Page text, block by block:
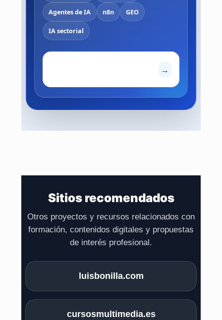
Agentes de IA n8n GEO
IA sectorial
→
Sitios recomendados
Otros proyectos y recursos relacionados con
formación, contenidos digitales y propuestas
de interés profesional.
luisbonilla.com
cursosmultimedia.es